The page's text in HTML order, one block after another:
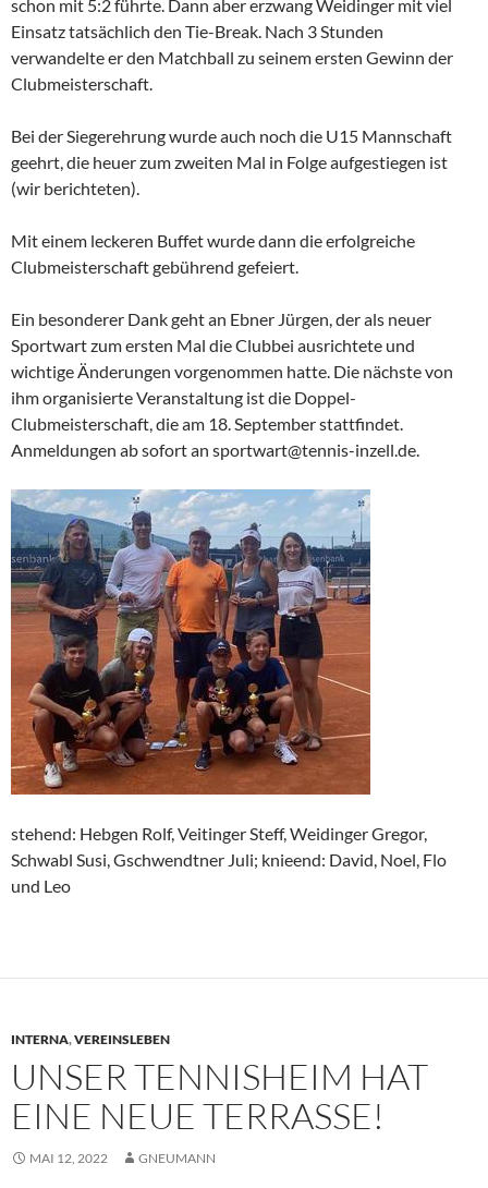
schon mit 5:2 führte. Dann aber erzwang Weidinger mit viel
Einsatz tatsächlich den Tie-Break. Nach 3 Stunden
verwandelte er den Matchball zu seinem ersten Gewinn der
Clubmeisterschaft.
Bei der Siegerehrung wurde auch noch die U15 Mannschaft
geehrt, die heuer zum zweiten Mal in Folge aufgestiegen ist
(wir berichteten).
Mit einem leckeren Buffet wurde dann die erfolgreiche
Clubmeisterschaft gebührend gefeiert.
Ein besonderer Dank geht an Ebner Jürgen, der als neuer
Sportwart zum ersten Mal die Clubbei ausrichtete und
wichtige Änderungen vorgenommen hatte. Die nächste von
ihm organisierte Veranstaltung ist die Doppel-
Clubmeisterschaft, die am 18. September stattfindet.
Anmeldungen ab sofort an sportwart@tennis-inzell.de.
stehend: Hebgen Rolf, Veitinger Steff, Weidinger Gregor,
Schwabl Susi, Gschwendtner Juli; knieend: David, Noel, Flo
und Leo
INTERNA,VEREINSLEBEN
UNSER TENNISHEIM HAT
EINE NEUE TERRASSE!
MAI 12, 2022 GNEUMANN